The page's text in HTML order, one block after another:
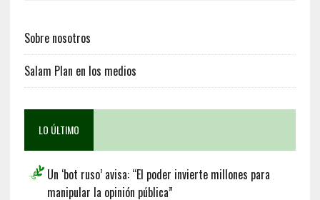
Sobre nosotros
Salam Plan en los medios
LO ÚLTIMO
Un ‘bot ruso’ avisa: “El poder invierte millones para
manipular la opinión pública”